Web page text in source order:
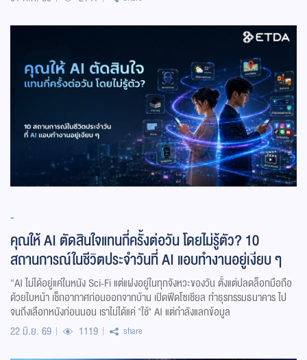
-
คุณให้ AI ตัดสินใจแทนกี่ครั้งต่อวัน โดยไม่รู้ตัว? 10
สถานการณ์ในชีวิตประจำวันที่ AI แอบทำงานอยู่เงียบ ๆ
“AI ไม่ได้อยู่แค่ในหนัง Sci-Fi แต่แฝงอยู่ในทุกจังหวะของวัน ตั้งแต่ปลดล็อกมือถือ
ด้วยใบหน้า เช็กอากาศก่อนออกจากบ้าน เปิดฟีดโซเชียล ทำธุรกรรมธนาคาร ไป
จนถึงเลือกหนังก่อนนอน เราไม่ได้แค่ "ใช้" AI แต่กำลังแลกข้อมูล
22 มิ.ย. 69
1119 share